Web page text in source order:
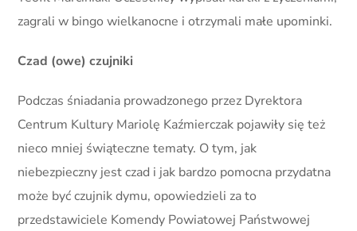
zagrali w bingo wielkanocne i otrzymali małe upominki.
Czad (owe) czujniki
Podczas śniadania prowadzonego przez Dyrektora
Centrum Kultury Mariolę Kaźmierczak pojawiły się też
nieco mniej świąteczne tematy. O tym, jak
niebezpieczny jest czad i jak bardzo pomocna przydatna
może być czujnik dymu, opowiedzieli za to
przedstawiciele Komendy Powiatowej Państwowej